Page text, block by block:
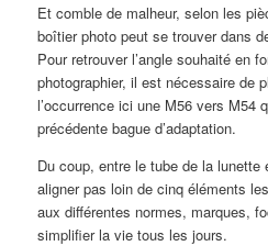
Et comble de malheur, selon les
boîtier photo peut se trouver dans
Pour retrouver l’angle souhaité en
photographier, il est nécessaire de
l’occurrence ici une M56 vers M54
précédente bague d’adaptation.
Du coup, entre le tube de la
aligner pas loin de cinq éléments
aux différentes normes, marques,
simplifier la vie tous les jours.